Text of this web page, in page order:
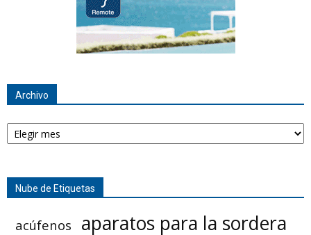
Archivo
Archivo
Nube de Etiquetas
acúfenos aparatos para la sordera